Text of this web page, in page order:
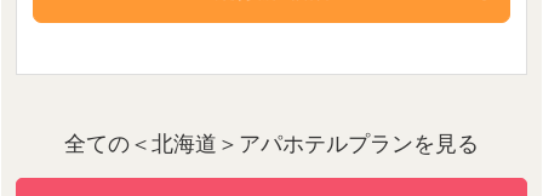
全ての＜北海道＞アパホテルプランを見る